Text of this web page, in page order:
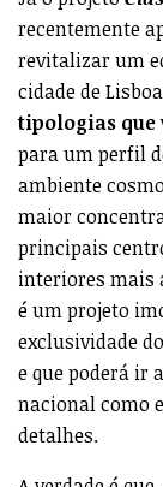
detalhes.
A verdade é
“sensível” à
espaços, e à
Constellation
preferências da
seguem as
destacam
qualidade
Classica
,